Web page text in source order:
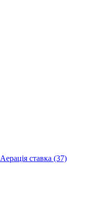
Аерація ставка (37)